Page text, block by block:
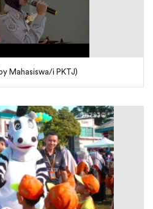
Mahasiswa/i PKTJ)